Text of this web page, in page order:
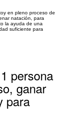
en pleno proceso de
natación, para
la ayuda de una
suficiente para
persona
ganar
para